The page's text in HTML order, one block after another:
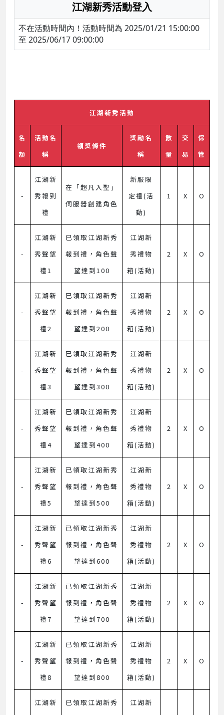
江湖新秀活動
名
額
活動名
稱
領獎條件
獎勵名
稱
數
量
交
易
保
管
-
江湖新
秀報到
禮
在「超凡入聖」
伺服器創建角色
新服限
定禮(活
動)
1 X O
-
江湖新
秀聲望
禮1
已領取江湖新秀
報到禮，角色聲
望達到100
江湖新
秀禮物
箱(活動)
2 X O
-
江湖新
秀聲望
禮2
已領取江湖新秀
報到禮，角色聲
望達到200
江湖新
秀禮物
箱(活動)
2 X O
-
江湖新
秀聲望
禮3
已領取江湖新秀
報到禮，角色聲
望達到300
江湖新
秀禮物
箱(活動)
2 X O
-
江湖新
秀聲望
禮4
已領取江湖新秀
報到禮，角色聲
望達到400
江湖新
秀禮物
箱(活動)
2 X O
-
江湖新
秀聲望
禮5
已領取江湖新秀
報到禮，角色聲
望達到500
江湖新
秀禮物
箱(活動)
2 X O
-
江湖新
秀聲望
禮6
已領取江湖新秀
報到禮，角色聲
望達到600
江湖新
秀禮物
箱(活動)
2 X O
-
江湖新
秀聲望
禮7
已領取江湖新秀
報到禮，角色聲
望達到700
江湖新
秀禮物
箱(活動)
2 X O
-
江湖新
秀聲望
禮8
已領取江湖新秀
報到禮，角色聲
望達到800
江湖新
秀禮物
箱(活動)
2 X O
江湖新
已領取江湖新秀
江湖新